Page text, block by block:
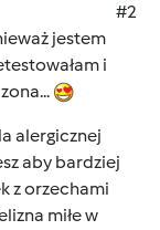
#2
jestem
i
alergicznej
aby bardziej
z orzechami
miłe w